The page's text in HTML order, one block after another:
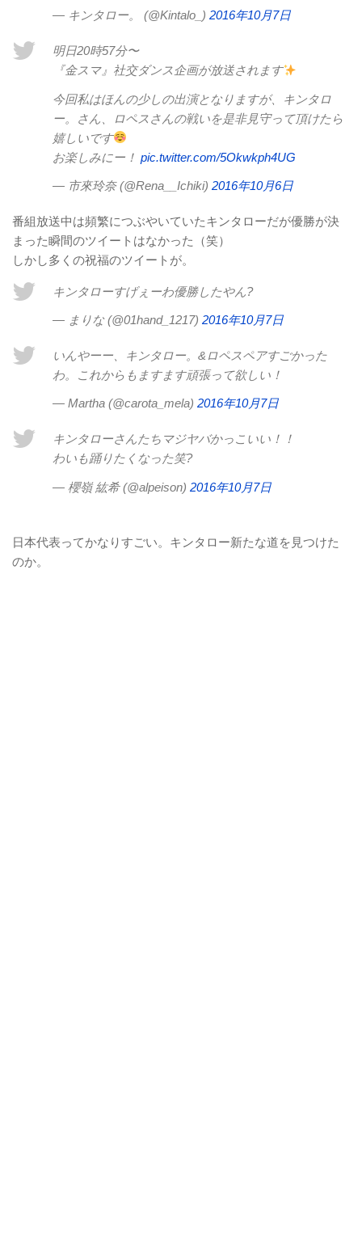
— キンタロー。 (@Kintalo_) 2016年10月7日
明日20時57分〜
『金スマ』社交ダンス企画が放送されます
今回私はほんの少しの出演となりますが、キンタロ
ー。さん、ロペスさんの戦いを是非見守って頂けたら
嬉しいです
お楽しみにー！ pic.twitter.com/5Okwkph4UG
— 市來玲奈 (@Rena__Ichiki) 2016年10月6日
番組放送中は頻繁につぶやいていたキンタローだが優勝が決
まった瞬間のツイートはなかった（笑）
しかし多くの祝福のツイートが。
キンタローすげぇーわ優勝したやん?
— まりな (@01hand_1217) 2016年10月7日
いんやーー、キンタロー。&ロペスペアすごかった
わ。これからもますます頑張って欲しい！
— Martha (@carota_mela) 2016年10月7日
キンタローさんたちマジヤバかっこいい！！
わいも踊りたくなった笑?
— 櫻嶺 紘希 (@alpeison) 2016年10月7日
日本代表ってかなりすごい。キンタロー新たな道を見つけた
のか。